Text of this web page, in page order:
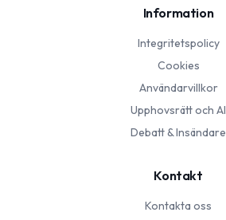
Information
Integritetspolicy
Cookies
Användarvillkor
Upphovsrätt och AI
Debatt & Insändare
Kontakt
Kontakta oss